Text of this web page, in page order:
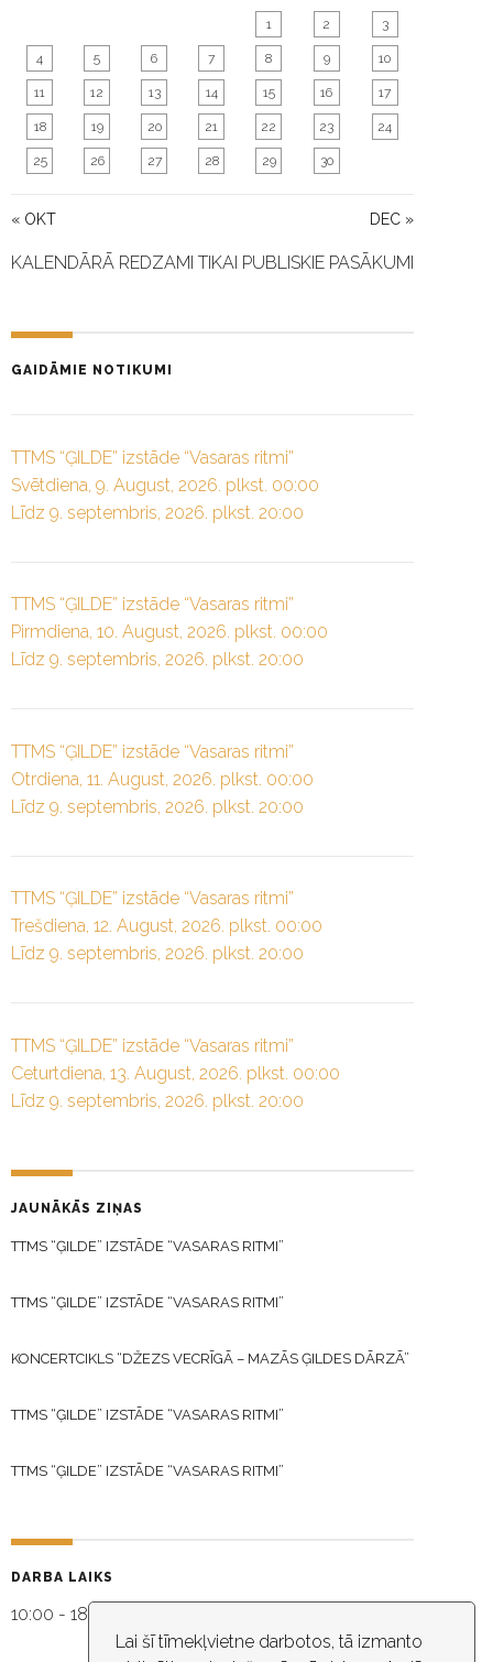
Lai šī tīmekļvietne darbotos, tā izmanto
« OKT DEC »
1 2 3
4 5 6 7 8 9 10
11 12 13 14 15 16 17
18 19 20 21 22 23 24
25 26 27 28 29 30
KALENDĀRĀ REDZAMI TIKAI PUBLISKIE PASĀKUMI
GAIDĀMIE NOTIKUMI
TTMS “ĢILDE” izstāde “Vasaras ritmi”
Svētdiena, 9. August, 2026. plkst. 00:00
Līdz 9. septembris, 2026. plkst. 20:00
TTMS “ĢILDE” izstāde “Vasaras ritmi”
Pirmdiena, 10. August, 2026. plkst. 00:00
Līdz 9. septembris, 2026. plkst. 20:00
TTMS “ĢILDE” izstāde “Vasaras ritmi”
Otrdiena, 11. August, 2026. plkst. 00:00
Līdz 9. septembris, 2026. plkst. 20:00
TTMS “ĢILDE” izstāde “Vasaras ritmi”
Trešdiena, 12. August, 2026. plkst. 00:00
Līdz 9. septembris, 2026. plkst. 20:00
TTMS “ĢILDE” izstāde “Vasaras ritmi”
Ceturtdiena, 13. August, 2026. plkst. 00:00
Līdz 9. septembris, 2026. plkst. 20:00
JAUNĀKĀS ZIŅAS
TTMS “ĢILDE” IZSTĀDE “VASARAS RITMI”
TTMS “ĢILDE” IZSTĀDE “VASARAS RITMI”
KONCERTCIKLS “DŽEZS VECRĪGĀ – MAZĀS ĢILDES DĀRZĀ”
TTMS “ĢILDE” IZSTĀDE “VASARAS RITMI”
TTMS “ĢILDE” IZSTĀDE “VASARAS RITMI”
DARBA LAIKS
10:00 - 18:30